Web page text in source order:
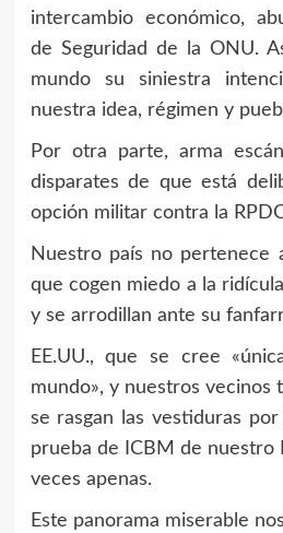
intercambio económico,
de Seguridad de la ONU.
mundo su siniestra
nuestra idea, régimen y
Por otra parte, arma
disparates de que está
opción militar contra la
Nuestro país no pertenece
que cogen miedo a la
y se arrodillan ante su
EE.UU., que se cree
mundo», y nuestros vecinos
se rasgan las vestiduras
prueba de ICBM de nuestro
veces apenas.
Este panorama miserable